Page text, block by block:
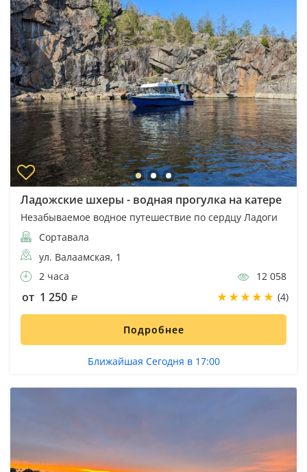
Ладожские шхеры - водная прогулка на катере
Незабываемое водное путешествие по сердцу Ладоги
Сортавала
ул. Валаамская, 1
2 часа
12 058
от 1 250 (4)
Подробнее
Ближайшая Сегодня в 17:00